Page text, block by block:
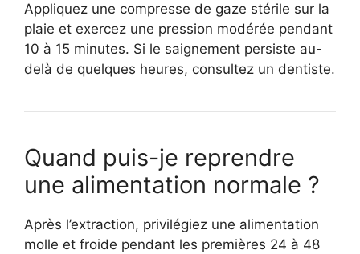
Appliquez une compresse de gaze stérile sur la
plaie et exercez une pression modérée pendant
10 à 15 minutes. Si le saignement persiste au-
delà de quelques heures, consultez un dentiste.
Quand puis-je reprendre
une alimentation normale ?
Après l’extraction, privilégiez une alimentation
molle et froide pendant les premières 24 à 48